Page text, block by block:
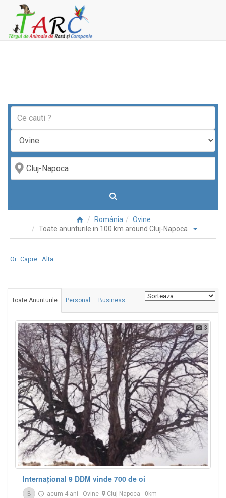
România
Ovine
Toate anunturile in 100 km around Cluj-Napoca
Oi Capre Alta
Toate Anunturile Personal Business
3
Internațional 9 DDM vinde 700 de oi
B acum 4 ani - Ovine- Cluj-Napoca - 0km